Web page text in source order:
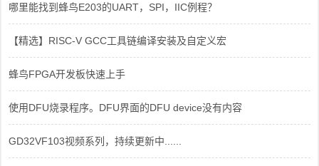
哪里能找到蜂鸟E203的UART，SPI，IIC例程？
【精选】RISC-V GCC工具链编译安装及自定义宏
蜂鸟FPGA开发板快速上手
使用DFU烧录程序。DFU界面的DFU device没有内容
GD32VF103视频系列，持续更新中......